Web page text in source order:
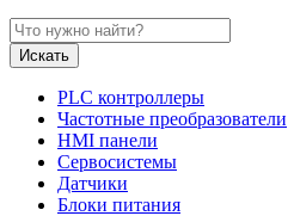
PLC контроллеры
Частотные преобразователи
HMI панели
Сервосистемы
Датчики
Блоки питания